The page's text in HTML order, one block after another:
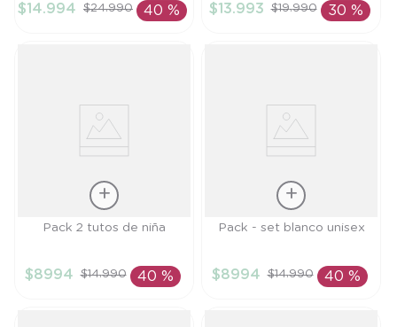
AÑADIR AL
$14.994 $24.990 40 %
AÑADIR AL
$13.993 $19.990 30 %
Talla
AÑADIR AL
Pack 2 tutos de niña
$8994 $14.990 40 %
Talla
AÑADIR AL
Pack - set blanco unisex
$8994 $14.990 40 %